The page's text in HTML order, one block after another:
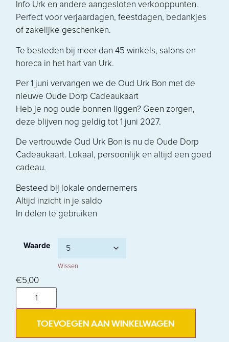
Info Urk en andere aangesloten verkooppunten.
Perfect voor verjaardagen, feestdagen, bedankjes
of zakelijke geschenken.
Te besteden bij meer dan 45 winkels, salons en
horeca in het hart van Urk.
Per 1 juni vervangen we de Oud Urk Bon met de
nieuwe Oude Dorp Cadeaukaart
Heb je nog oude bonnen liggen? Geen zorgen,
deze blijven nog geldig tot 1 juni 2027.
De vertrouwde Oud Urk Bon is nu de Oude Dorp
Cadeaukaart. Lokaal, persoonlijk en altijd een goed
cadeau.
Besteed bij lokale ondernemers
Altijd inzicht in je saldo
In delen te gebruiken
Waarde
Wissen
€5,00
TOEVOEGEN AAN WINKELWAGEN